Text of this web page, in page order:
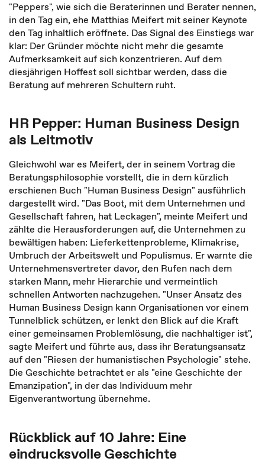
"Peppers", wie sich die Beraterinnen und Berater nennen,
in den Tag ein, ehe Matthias Meifert mit seiner Keynote
den Tag inhaltlich eröffnete. Das Signal des Einstiegs war
klar: Der Gründer möchte nicht mehr die gesamte
Aufmerksamkeit auf sich konzentrieren. Auf dem
diesjährigen Hoffest soll sichtbar werden, dass die
Beratung auf mehreren Schultern ruht.
HR Pepper: Human Business Design
als Leitmotiv
Gleichwohl war es Meifert, der in seinem Vortrag die
Beratungsphilosophie vorstellt, die in dem kürzlich
erschienen Buch "Human Business Design" ausführlich
dargestellt wird. "Das Boot, mit dem Unternehmen und
Gesellschaft fahren, hat Leckagen", meinte Meifert und
zählte die Herausforderungen auf, die Unternehmen zu
bewältigen haben: Lieferkettenprobleme, Klimakrise,
Umbruch der Arbeitswelt und Populismus. Er warnte die
Unternehmensvertreter davor, den Rufen nach dem
starken Mann, mehr Hierarchie und vermeintlich
schnellen Antworten nachzugehen. "Unser Ansatz des
Human Business Design kann Organisationen vor einem
Tunnelblick schützen, er lenkt den Blick auf die Kraft
einer gemeinsamen Problemlösung, die nachhaltiger ist",
sagte Meifert und führte aus, dass ihr Beratungsansatz
auf den "Riesen der humanistischen Psychologie" stehe.
Die Geschichte betrachtet er als "eine Geschichte der
Emanzipation", in der das Individuum mehr
Eigenverantwortung übernehme.
Rückblick auf 10 Jahre: Eine
eindrucksvolle Geschichte